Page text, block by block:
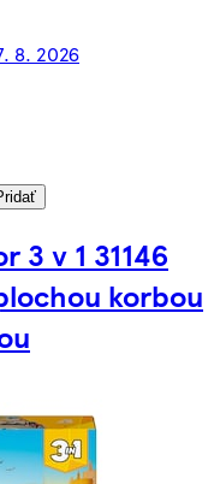
8. 2026
3 v 1 31146
korbou